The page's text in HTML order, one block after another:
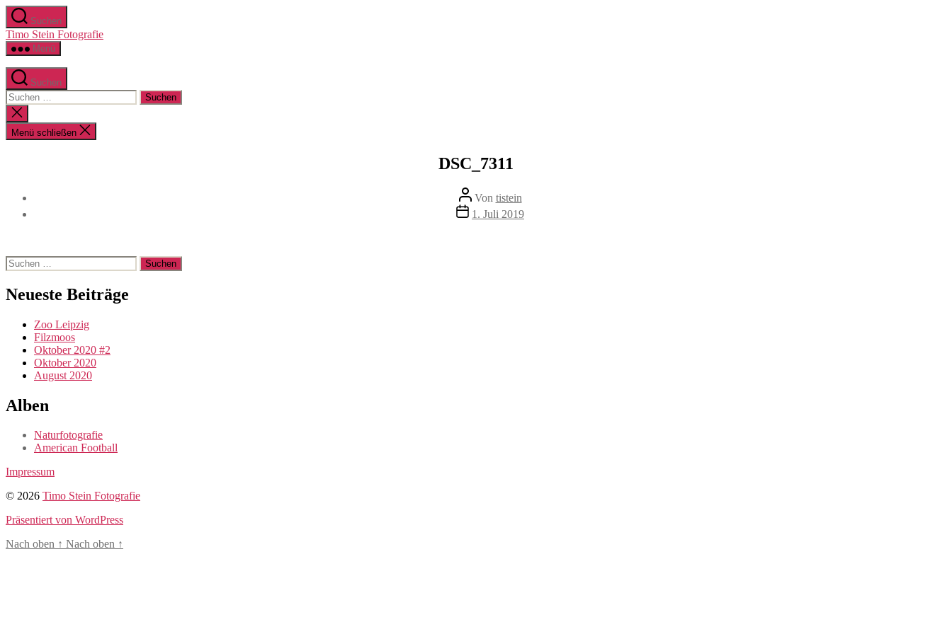
Zum
Inhalt
springen
Suchen
Timo Stein Fotografie
Menü
Suchen
Suchen
nach:
Suche
schließen
Menü schließen
DSC_7311
Beitragsautor
Von tistein
Veröffentlichungsdatum
1. Juli 2019
Suchen
nach:
Neueste Beiträge
Zoo Leipzig
Filzmoos
Oktober 2020 #2
Oktober 2020
August 2020
Alben
Naturfotografie
American Football
Impressum
© 2026 Timo Stein Fotografie
Präsentiert von WordPress
Nach oben ↑ Nach oben ↑